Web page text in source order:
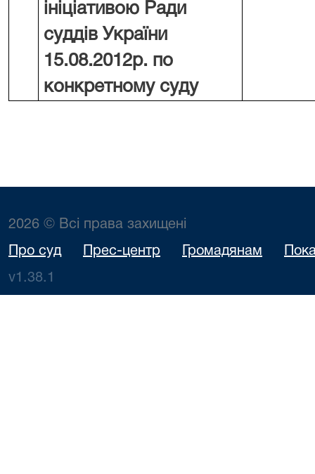
ініціативою Ради
суддів України
15.08.2012р. по
конкретному суду
2026 © Всі права захищені
Про суд Прес-центр Громадянам
v1.38.1